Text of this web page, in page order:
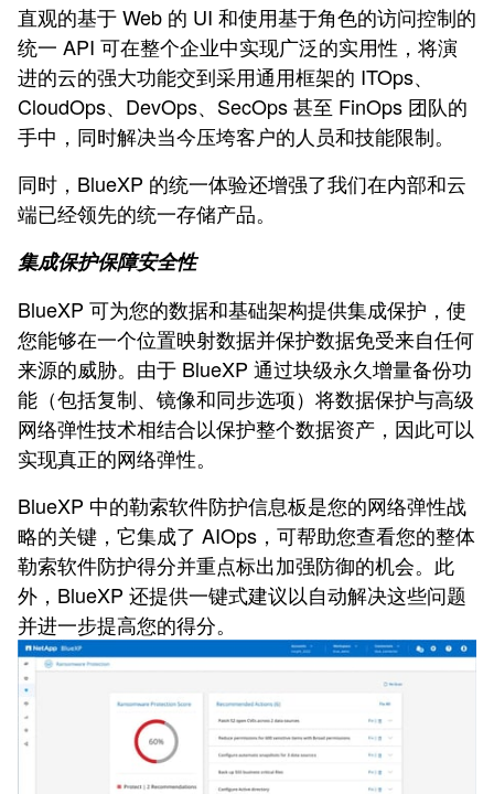
直观的基于 Web 的 UI 和使用基于角色的访问控制的
统一 API 可在整个企业中实现广泛的实用性，将演
进的云的强大功能交到采用通用框架的 ITOps、
CloudOps、DevOps、SecOps 甚至 FinOps 团队的
手中，同时解决当今压垮客户的人员和技能限制。
同时，BlueXP 的统一体验还增强了我们在内部和云
端已经领先的统一存储产品。
集成保护保障安全性
BlueXP 可为您的数据和基础架构提供集成保护，使
您能够在一个位置映射数据并保护数据免受来自任何
来源的威胁。由于 BlueXP 通过块级永久增量备份功
能（包括复制、镜像和同步选项）将数据保护与高级
网络弹性技术相结合以保护整个数据资产，因此可以
实现真正的网络弹性。
BlueXP 中的勒索软件防护信息板是您的网络弹性战
略的关键，它集成了 AIOps，可帮助您查看您的整体
勒索软件防护得分并重点标出加强防御的机会。此
外，BlueXP 还提供一键式建议以自动解决这些问题
并进一步提高您的得分。